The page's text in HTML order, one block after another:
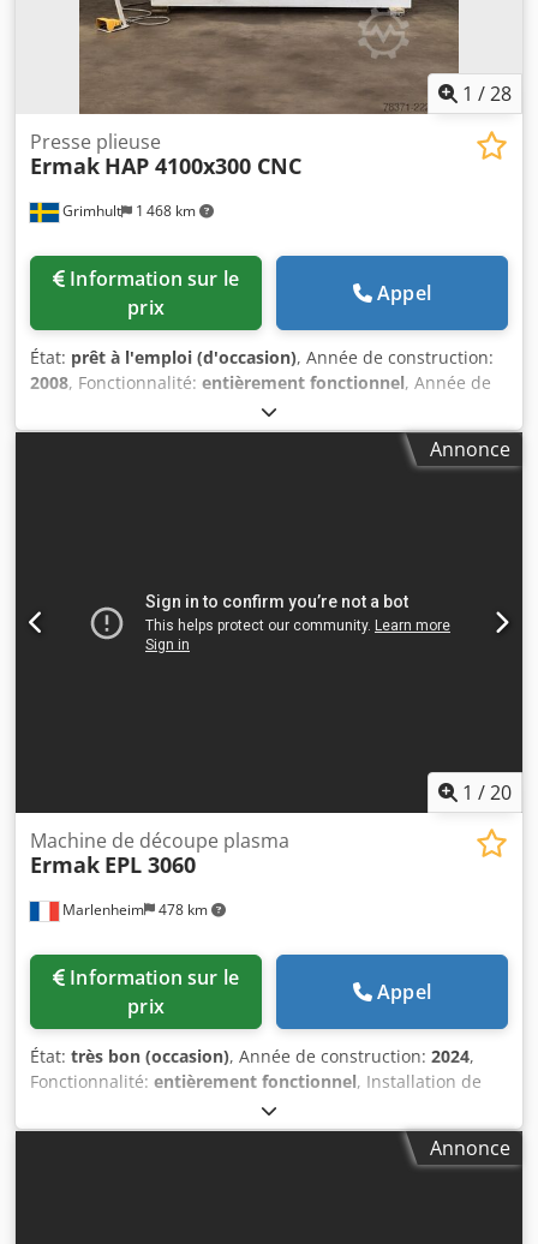
1 /28
Grimhult 1 468 km
Presse plieuse
Ermak HAP 4100x300 CNC
prix
Appel
État: prêt à l'emploi (d'occasion), Année de construction:
2008, Fonctionnalité: entièrement fonctionnel, Année de
fabrication : 2008 Poids de la machine : 19 500 kg Hauteur
de la machine : 3 250 mm Longueur de la machine :
5 350 mm Largeur de la machine : 2 450 mm Commande :
Annonce
1 /20
Marlenheim 478 km
Machine de découpe plasma
Ermak EPL 3060
prix
Appel
État: très bon (occasion), Année de construction: 2024,
Fonctionnalité: entièrement fonctionnel, Installation de
découpe plasma CNC 6000x3000 mm – EPL 3060
ERMAKSAN 5 AXES – Hypertherm XPR300 avec OPTIMIX –
Unité de chanfrein ANNÉE DE CONSTRUCTION : 2024 La
Annonce